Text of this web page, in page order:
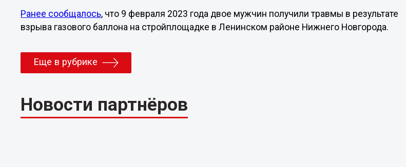
Ранее сообщалось, что 9 февраля 2023 года двое мужчин получили травмы в результате
взрыва газового баллона на стройплощадке в Ленинском районе Нижнего Новгорода.
Еще в рубрике
Новости партнёров